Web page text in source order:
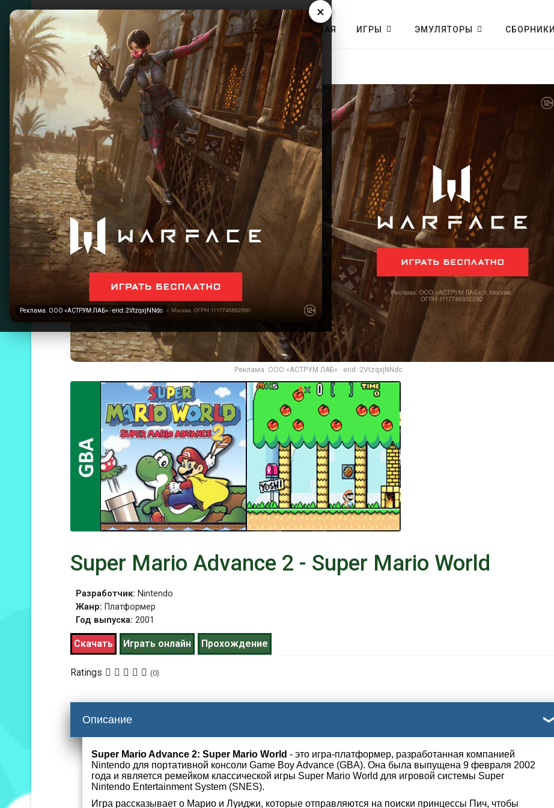
×
Реклама. ООО «АСТРУМ ЛАБ» · erid: 2VtzqxjNNdc
ГЛАВНАЯ ИГРЫ ЭМУЛЯТОРЫ СБОРНИКИ
Реклама. ООО «АСТРУМ ЛАБ» · erid: 2VtzqxjNNdc
Super Mario Advance 2 - Super Mario World
Разработчик: Nintendo
Жанр: Платформер
Год выпуска: 2001
Скачать Играть онлайн Прохождение
Ratings (0)
Описание
Super Mario Advance 2: Super Mario World - это игра-платформер, разработанная компанией
Nintendo для портативной консоли Game Boy Advance (GBA). Она была выпущена 9 февраля 2002
года и является ремейком классической игры Super Mario World для игровой системы Super
Nintendo Entertainment System (SNES).
Игра рассказывает о Марио и Луиджи, которые отправляются на поиски принцессы Пич, чтобы